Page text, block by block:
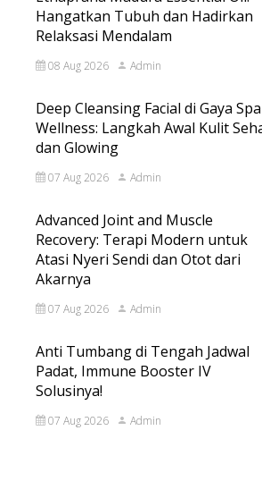
Hangatkan Tubuh dan Hadirkan
Relaksasi Mendalam
08 Aug 2026 Admin
Deep Cleansing Facial di Gaya Spa
Wellness: Langkah Awal Kulit
dan Glowing
07 Aug 2026 Admin
Advanced Joint and Muscle
Recovery: Terapi Modern untuk
Atasi Nyeri Sendi dan Otot dari
Akarnya
07 Aug 2026 Admin
Anti Tumbang di Tengah Jadwal
Padat, Immune Booster IV
Solusinya!
07 Aug 2026 Admin